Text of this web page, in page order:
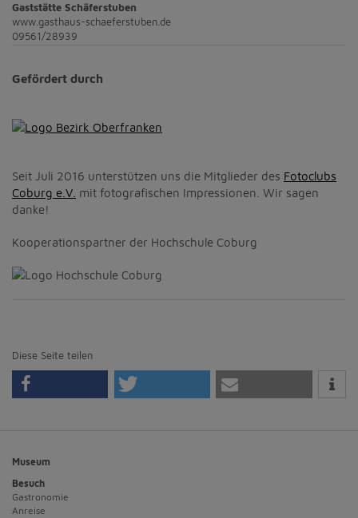
Gaststätte Schäferstuben
www.gasthaus-schaeferstuben.de
09561/28939
Gefördert durch
Seit Juli 2016 unterstützen uns die Mitglieder des Fotoclubs
Coburg e.V. mit fotografischen Impressionen. Wir sagen
danke!
Kooperationspartner der Hochschule Coburg
Diese Seite teilen
Museum
Besuch
Gastronomie
Anreise